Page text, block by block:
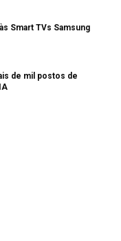
Smart TVs Samsung
de mil postos de